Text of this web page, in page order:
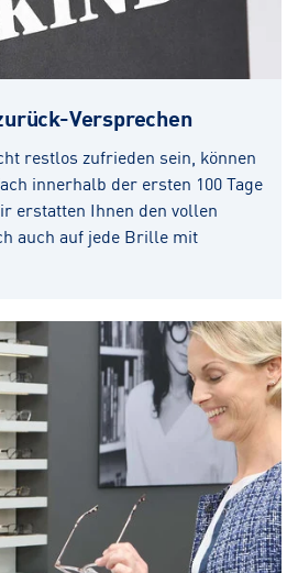
Versprechen
restlos zufrieden sein, können
innerhalb der ersten 100 Tage
erstatten Ihnen den vollen
auch auf jede Brille mit